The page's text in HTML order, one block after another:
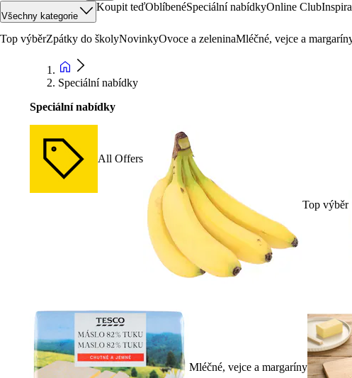
Všechny kategorie
Koupit teďOblíbenéSpeciální nabídkyOnline Club
Top výběrZpátky do školyNovinkyOvoce a zeleninaMléčné, vejce a
Speciální nabídky
Speciální nabídky
All Offers
Top výběr
Mléčné, vejce a margaríny